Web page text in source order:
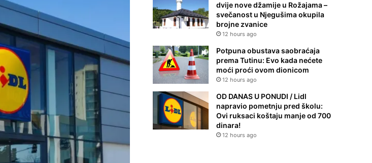
dvije nove džamije u Rožajama –
svečanost u Njegušima okupila
brojne zvanice
12 hours ago
Potpuna obustava saobraćaja
prema Tutinu: Evo kada nećete
moći proći ovom dionicom
12 hours ago
OD DANAS U PONUDI / Lidl
napravio pometnju pred školu:
Ovi ruksaci koštaju manje od 700
dinara!
12 hours ago